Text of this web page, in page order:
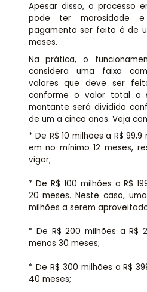
Apesar disso, o processo
pode ter morosidade
pagamento ser feito é de
meses.
Na prática, o
considera uma faixa
valores que deve ser
conforme o valor total a
montante será dividido
de um a cinco anos. Veja
* De R$ 10 milhões a R$
em no mínimo 12 meses,
vigor;
* De R$ 100 milhões a R$
20 meses. Neste caso,
milhões a serem
* De R$ 200 milhões a R$
menos 30 meses;
* De R$ 300 milhões a R$
40 meses;